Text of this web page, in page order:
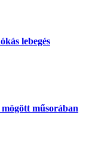
lebegés
műsorában